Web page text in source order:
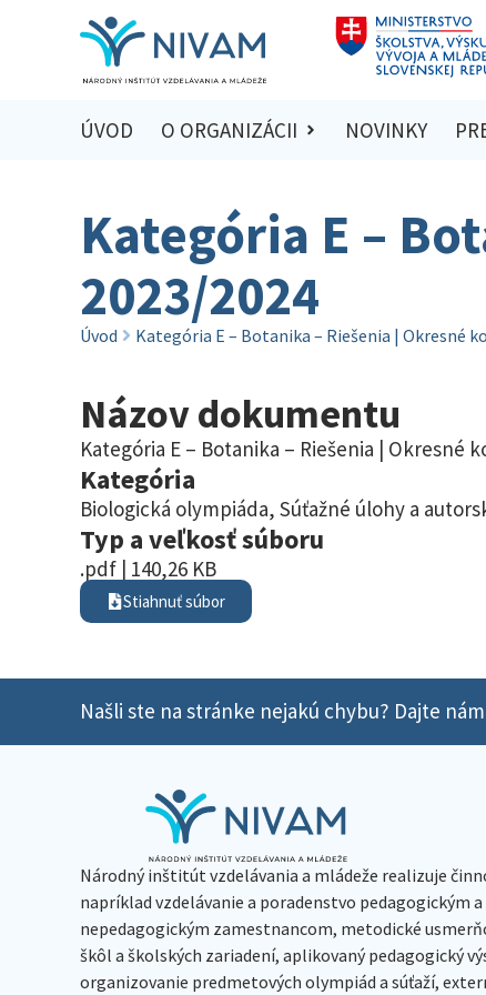
ÚVOD O ORGANIZÁCII NOVINKY
Kategória E –
2023/2024
Úvod Kategória E – Botanika – Riešenia | Okresné
Názov dokumentu
Kategória E – Botanika – Riešenia | Okresné
Kategória
Biologická olympiáda, Súťažné úlohy a
Typ a veľkosť súboru
.pdf | 140,26 KB
Stiahnuť súbor
Našli ste na stránke nejakú chybu? Dajte
Národný inštitút vzdelávania a mládeže realizuje
napríklad vzdelávanie a poradenstvo pedagogickým a
nepedagogickým zamestnancom, metodické
škôl a školských zariadení, aplikovaný pedagogický
organizovanie predmetových olympiád a súťaží,